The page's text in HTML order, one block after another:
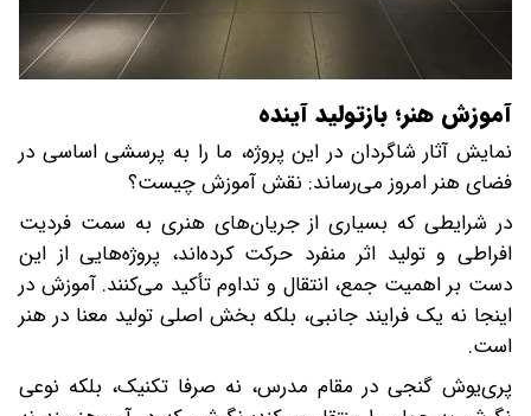
آموزش هنر؛ بازتولید آینده
نمایش آثار شاگردان در این پروژه، ما را به پرسشی اساسی در
فضای هنر امروز می‌رساند: نقش آموزش چیست؟
در شرایطی که بسیاری از جریان‌های هنری به سمت فردیت
افراطی و تولید اثر منفرد حرکت کرده‌اند، پروژه‌هایی از این
دست بر اهمیت جمع، انتقال و تداوم تأکید می‌کنند. آموزش در
اینجا نه یک فرایند جانبی، بلکه بخش اصلی تولید معنا در هنر
است.
پری‌یوش گنجی در مقام مدرس، نه صرفا تکنیک، بلکه نوعی